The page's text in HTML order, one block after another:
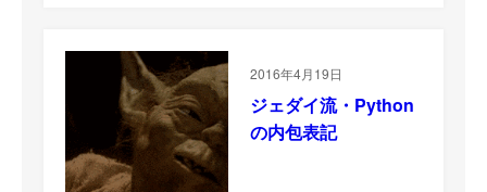
2016年4月19日
ジェダイ流・Python
の内包表記